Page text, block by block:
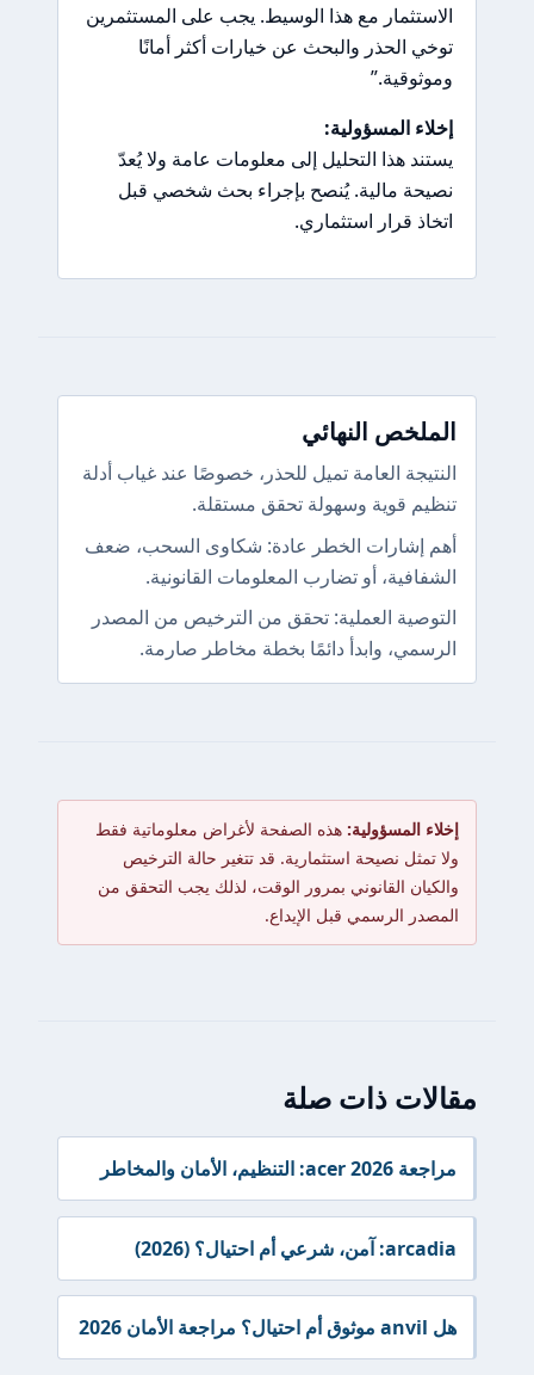
الاستثمار مع هذا الوسيط. يجب على المستثمرين
توخي الحذر والبحث عن خيارات أكثر أمانًا
وموثوقية.”
إخلاء المسؤولية:
يستند هذا التحليل إلى معلومات عامة ولا يُعدّ
نصيحة مالية. يُنصح بإجراء بحث شخصي قبل
اتخاذ قرار استثماري.
الملخص النهائي
النتيجة العامة تميل للحذر، خصوصًا عند غياب أدلة
تنظيم قوية وسهولة تحقق مستقلة.
أهم إشارات الخطر عادة: شكاوى السحب، ضعف
الشفافية، أو تضارب المعلومات القانونية.
التوصية العملية: تحقق من الترخيص من المصدر
الرسمي، وابدأ دائمًا بخطة مخاطر صارمة.
إخلاء المسؤولية: هذه الصفحة لأغراض معلوماتية فقط
ولا تمثل نصيحة استثمارية. قد تتغير حالة الترخيص
والكيان القانوني بمرور الوقت، لذلك يجب التحقق من
المصدر الرسمي قبل الإيداع.
مقالات ذات صلة
مراجعة acer 2026: التنظيم، الأمان والمخاطر
arcadia: آمن، شرعي أم احتيال؟ (2026)
هل anvil موثوق أم احتيال؟ مراجعة الأمان 2026